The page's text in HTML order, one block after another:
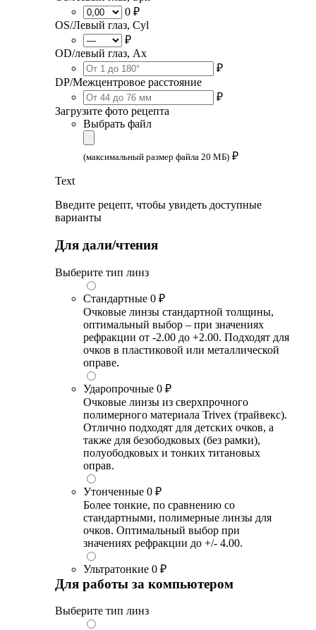
0 ₽
OS/Левый глаз, Cyl
₽
OD/левый глаз, Ax
₽
DP/Межцентровое расстояние
₽
Загрузите фото рецепта
Выбрать файл
(максимальный размер файла 20 МБ) ₽
Text
Введите рецепт, чтобы увидеть доступные
варианты
Для дали/чтения
Выберите тип линз
Стандартные 0 ₽
Очковые линзы стандартной толщины,
оптимальный выбор – при значениях
рефракции от -2.00 до +2.00. Подходят для
очков в пластиковой или металлической
оправе.
Ударопрочные 0 ₽
Очковые линзы из сверхпрочного
полимерного материала Trivex (трайвекс).
Отлично подходят для детских очков, а
также для безободковых (без рамки),
полуободковых и тонких титановых
оправ.
Утонченные 0 ₽
Более тонкие, по сравнению со
стандартными, полимерные линзы для
очков. Оптимальный выбор при
значениях рефракции до +/- 4.00.
Ультратонкие 0 ₽
Для работы за компьютером
Выберите тип линз